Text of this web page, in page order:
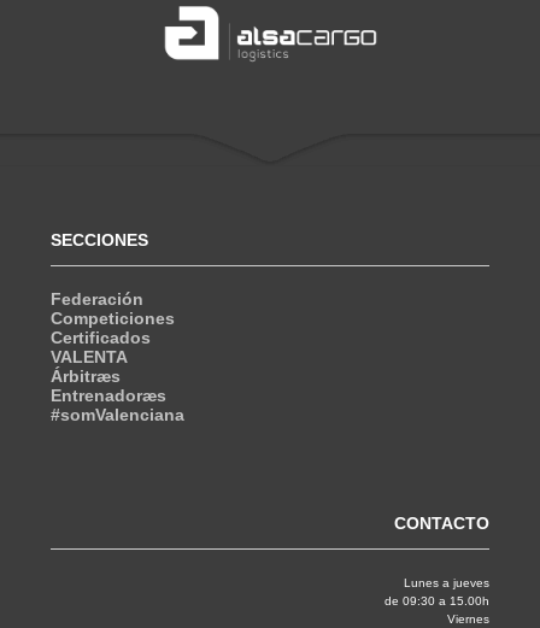
SECCIONES
Federación
Competiciones
Certificados
VALENTA
Árbitræs
Entrenadoræs
#somValenciana
CONTACTO
Lunes a jueves
de 09:30 a 15.00h
Viernes